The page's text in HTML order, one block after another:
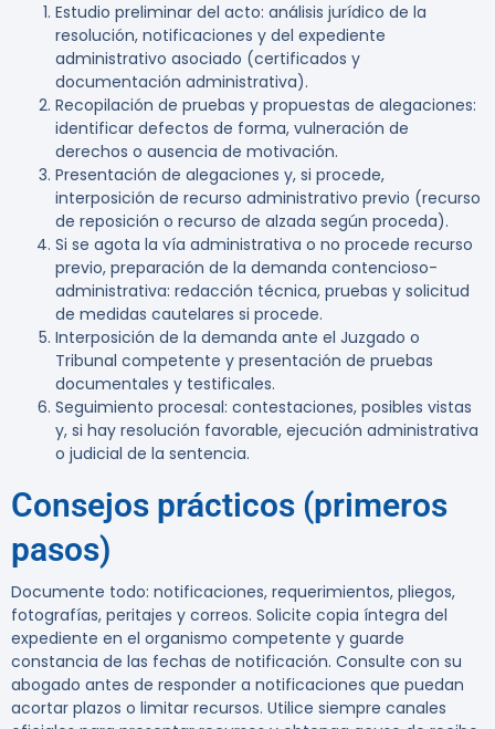
Estudio preliminar del acto: análisis jurídico de la
resolución, notificaciones y del expediente
administrativo asociado (certificados y
documentación administrativa).
Recopilación de pruebas y propuestas de alegaciones:
identificar defectos de forma, vulneración de
derechos o ausencia de motivación.
Presentación de alegaciones y, si procede,
interposición de recurso administrativo previo (recurso
de reposición o recurso de alzada según proceda).
Si se agota la vía administrativa o no procede recurso
previo, preparación de la demanda contencioso-
administrativa: redacción técnica, pruebas y solicitud
de medidas cautelares si procede.
Interposición de la demanda ante el Juzgado o
Tribunal competente y presentación de pruebas
documentales y testificales.
Seguimiento procesal: contestaciones, posibles vistas
y, si hay resolución favorable, ejecución administrativa
o judicial de la sentencia.
Consejos prácticos (primeros
pasos)
Documente todo: notificaciones, requerimientos, pliegos,
fotografías, peritajes y correos. Solicite copia íntegra del
expediente en el organismo competente y guarde
constancia de las fechas de notificación. Consulte con su
abogado antes de responder a notificaciones que puedan
acortar plazos o limitar recursos. Utilice siempre canales